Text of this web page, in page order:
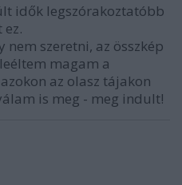
idők legszórakoztatóbb
nem szeretni, az összkép
magam a
az olasz tájakon
is meg - meg indult!